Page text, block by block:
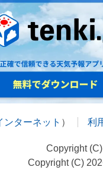
ンターネット ） 利
Copyright
Copyright (C)